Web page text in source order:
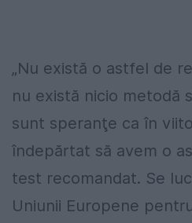
„Nu există o astfel de
nu există nicio metodă
sunt speranţe ca în
îndepărtat să avem o
test recomandat. Se
Uniunii Europene